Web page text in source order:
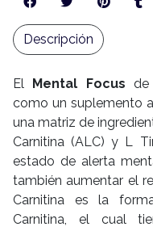
El Mental Focus
como un suplemento
una matriz de
Carnitina (ALC) y L
estado de alerta
también aumentar el
Carnitina es la
Carnitina, el cual
Descripción